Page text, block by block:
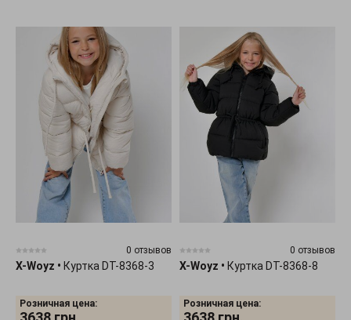
0 отзывов
X-Woyz • Куртка DT-8368-3
Розничная цена:
0 отзывов
X-Woyz • Куртка DT-8368-8
Розничная цена: